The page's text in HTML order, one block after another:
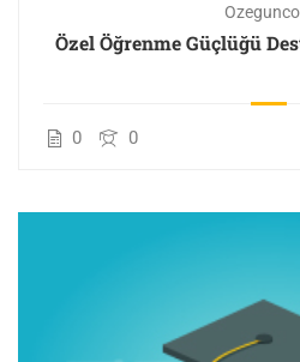
Özel Öğrenme Güçlüğü
0 0